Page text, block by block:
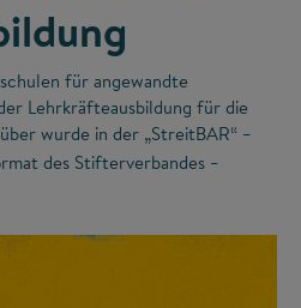
für angewandte
Lehrkräfteausbildung für die
wurde in der „StreitBAR“ –
des Stifterverbandes –